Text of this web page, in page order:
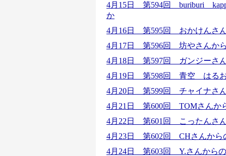
4月15日 第594回 buriburi
か
4月16日 第595回 おかけんさ
4月17日 第596回 坊やさんか
4月18日 第597回 ガンジーさ
4月19日 第598回 青空 はるお
4月20日 第599回 チャイナさ
4月21日 第600回 TOMさんか
4月22日 第601回 こったんさ
4月23日 第602回 CHさんから
4月24日 第603回 Y.さんから